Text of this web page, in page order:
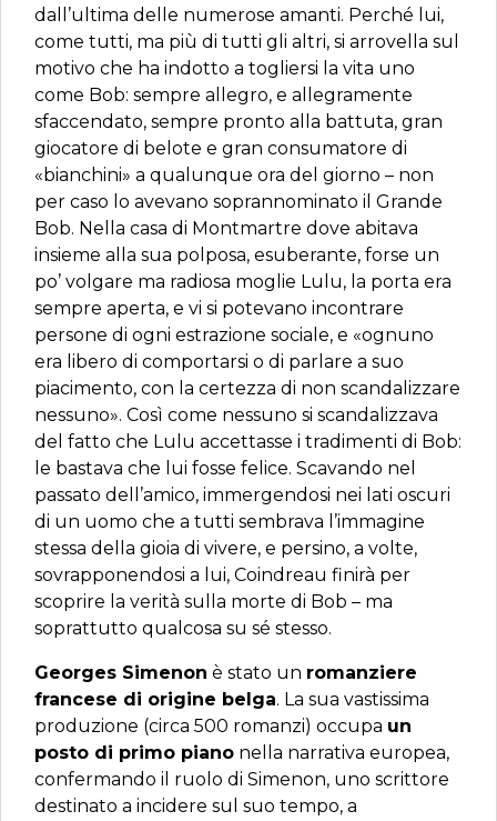
dall’ultima delle numerose amanti. Perché lui,
come tutti, ma più di tutti gli altri, si arrovella sul
motivo che ha indotto a togliersi la vita uno
come Bob: sempre allegro, e allegramente
sfaccendato, sempre pronto alla battuta, gran
giocatore di belote e gran consumatore di
«bianchini» a qualunque ora del giorno – non
per caso lo avevano soprannominato il Grande
Bob. Nella casa di Montmartre dove abitava
insieme alla sua polposa, esuberante, forse un
po’ volgare ma radiosa moglie Lulu, la porta era
sempre aperta, e vi si potevano incontrare
persone di ogni estrazione sociale, e «ognuno
era libero di comportarsi o di parlare a suo
piacimento, con la certezza di non scandalizzare
nessuno». Così come nessuno si scandalizzava
del fatto che Lulu accettasse i tradimenti di Bob:
le bastava che lui fosse felice. Scavando nel
passato dell’amico, immergendosi nei lati oscuri
di un uomo che a tutti sembrava l’immagine
stessa della gioia di vivere, e persino, a volte,
sovrapponendosi a lui, Coindreau finirà per
scoprire la verità sulla morte di Bob – ma
soprattutto qualcosa su sé stesso.
Georges Simenon è stato un romanziere
francese di origine belga. La sua vastissima
produzione (circa 500 romanzi) occupa un
posto di primo piano nella narrativa europea,
confermando il ruolo di Simenon, uno scrittore
destinato a incidere sul suo tempo, a